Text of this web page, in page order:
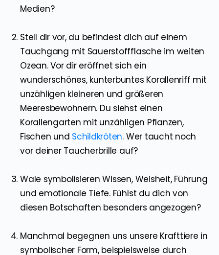
Medien?
Stell dir vor, du befindest dich auf einem
Tauchgang mit Sauerstoffflasche im weiten
Ozean. Vor dir eröffnet sich ein
wunderschönes, kunterbuntes Korallenriff mit
unzähligen kleineren und größeren
Meeresbewohnern. Du siehst einen
Korallengarten mit unzähligen Pflanzen,
Fischen und Schildkröten. Wer taucht noch
vor deiner Taucherbrille auf?
Wale symbolisieren Wissen, Weisheit, Führung
und emotionale Tiefe. Fühlst du dich von
diesen Botschaften besonders angezogen?
Manchmal begegnen uns unsere Krafttiere in
symbolischer Form, beispielsweise durch